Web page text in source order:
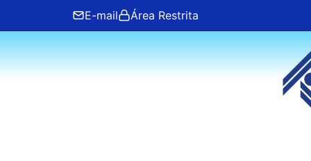
content
E-mail Área Restrita